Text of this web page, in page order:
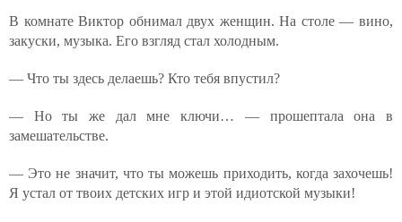
В комнате Виктор обнимал двух женщин. На столе — вино,
закуски, музыка. Его взгляд стал холодным.
— Что ты здесь делаешь? Кто тебя впустил?
— Но ты же дал мне ключи… — прошептала она в
замешательстве.
— Это не значит, что ты можешь приходить, когда захочешь!
Я устал от твоих детских игр и этой идиотской музыки!